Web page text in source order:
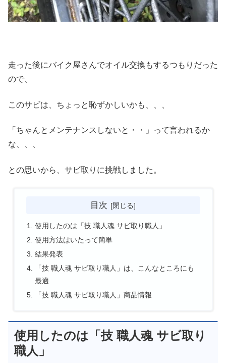
走った後にバイク屋さんでオイル交換もするつもりだった
ので、
このサビは、ちょっと恥ずかしいかも、、、
「ちゃんとメンテナンスしないと・・」って言われるか
な、、、
との思いから、サビ取りに挑戦しました。
目次
使用したのは「技 職人魂 サビ取り職人」
使用方法はいたって簡単
結果発表
「技 職人魂 サビ取り職人」は、こんなところにも
最適
「技 職人魂 サビ取り職人」商品情報
使用したのは「技 職人魂 サビ取り
職人」